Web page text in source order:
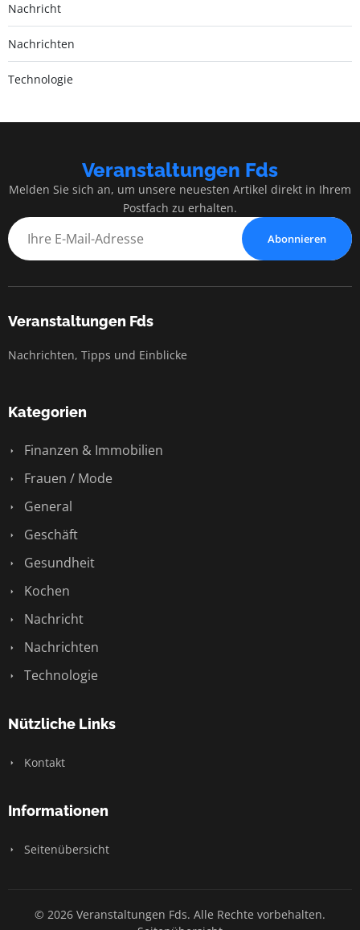
Nachricht
Nachrichten
Technologie
Veranstaltungen Fds
Melden Sie sich an, um unsere neuesten Artikel direkt in Ihrem
Postfach zu erhalten.
Abonnieren
Veranstaltungen Fds
Nachrichten, Tipps und Einblicke
Kategorien
Finanzen & Immobilien
Frauen / Mode
General
Geschäft
Gesundheit
Kochen
Nachricht
Nachrichten
Technologie
Nützliche Links
Kontakt
Informationen
Seitenübersicht
© 2026 Veranstaltungen Fds. Alle Rechte vorbehalten.